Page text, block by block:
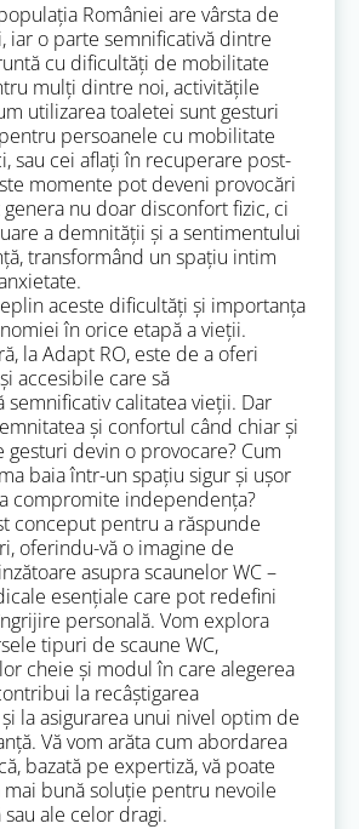
României are vârsta de
iar o parte semnificativă dintre
cu dificultăți de mobilitate
mulți dintre noi, activitățile
utilizarea toaletei sunt gesturi
persoanele cu mobilitate
sau cei aflați în recuperare post-
momente pot deveni provocări
nu doar disconfort fizic, ci
a demnității și a sentimentului
transformând un spațiu intim
aceste dificultăți și importanța
în orice etapă a vieții.
la Adapt RO, este de a oferi
accesibile care să
semnificativ calitatea vieții. Dar
și confortul când chiar și
gesturi devin o provocare? Cum
baia într-un spațiu sigur și ușor
compromite independența?
conceput pentru a răspunde
oferindu-vă o imagine de
asupra scaunelor WC –
esențiale care pot redefini
personală. Vom explora
tipuri de scaune WC,
cheie și modul în care alegerea
la recâștigarea
la asigurarea unui nivel optim de
Vă vom arăta cum abordarea
bazată pe expertiză, vă poate
mai bună soluție pentru nevoile
ale celor dragi.